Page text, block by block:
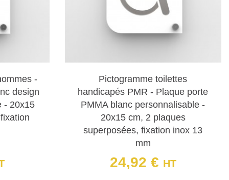
effet 3D adaptés à divers besoins :
pictogramme masculin offre une visibilité optimale
les personnes à mobilité réduite est conçu avec
-
design
- 20x15
Pictogramme toilettes
handicapés PMR - Plaque porte
PMMA blanc personnalisable -
20x15 cm, 2 plaques
superposées, fixation inox 13
mm
Prix
24,92 € HT